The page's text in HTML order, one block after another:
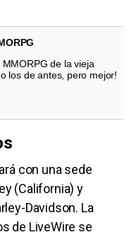
de la vieja
los de antes, pero mejor!
con una sede
(California) y
Davidson. La
de LiveWire se